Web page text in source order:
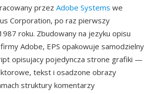
przez Adobe Systems we
Corporation, po raz pierwszy
roku. Zbudowany na jezyku opisu
Adobe, EPS opakowuje samodzielny
opisujacy pojedyncza strone grafiki —
tekst i osadzone obrazy
struktury komentarzy